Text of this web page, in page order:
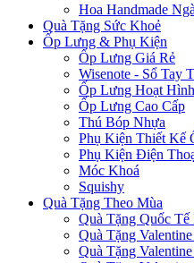
Hoa Handmade
Quà Tặng Sức Khoẻ
Ốp Lưng & Phụ Kiện
Ốp Lưng Giá Rẻ
Wisenote - Sổ Tay
Ốp Lưng Hoạt Hình
Ốp Lưng Cao Cấp
Thú Bóp Nhựa
Phụ Kiện Thiết Kế
Phụ Kiện Điện
Móc Khoá
Squishy
Quà Tặng Theo Mùa
Quà Tặng Quốc
Quà Tặng
Quà Tặng